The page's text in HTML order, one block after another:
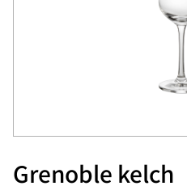
Grenoble kelch